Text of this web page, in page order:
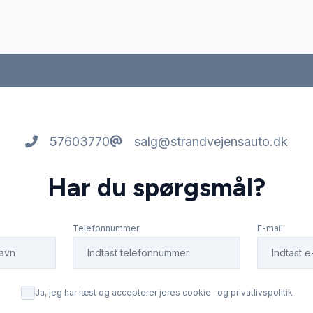
57603770 salg@strandvejensauto.dk
Har du spørgsmål?
Telefonnummer E-mail
Ja, jeg har læst og accepterer jeres cookie- og privatlivspolitik